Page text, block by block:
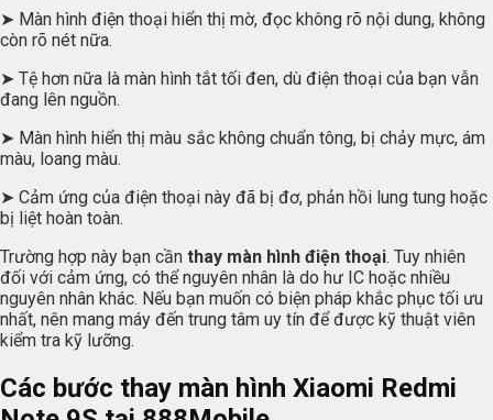
➤ Màn hình điện thoại hiển thị mờ, đọc không rõ nội dung, không
còn rõ nét nữa.
➤ Tệ hơn nữa là màn hình tắt tối đen, dù điện thoại của bạn vẫn
đang lên nguồn.
➤ Màn hình hiển thị màu sắc không chuẩn tông, bị chảy mực, ám
màu, loang màu.
➤ Cảm ứng của điện thoại này đã bị đơ, phản hồi lung tung hoặc
bị liệt hoàn toàn.
Trường hợp này bạn cần thay màn hình điện thoại. Tuy nhiên
đối với cảm ứng, có thể nguyên nhân là do hư IC hoặc nhiều
nguyên nhân khác. Nếu bạn muốn có biện pháp khắc phục tối ưu
nhất, nên mang máy đến trung tâm uy tín để được kỹ thuật viên
kiểm tra kỹ lưỡng.
Các bước thay màn hình Xiaomi Redmi